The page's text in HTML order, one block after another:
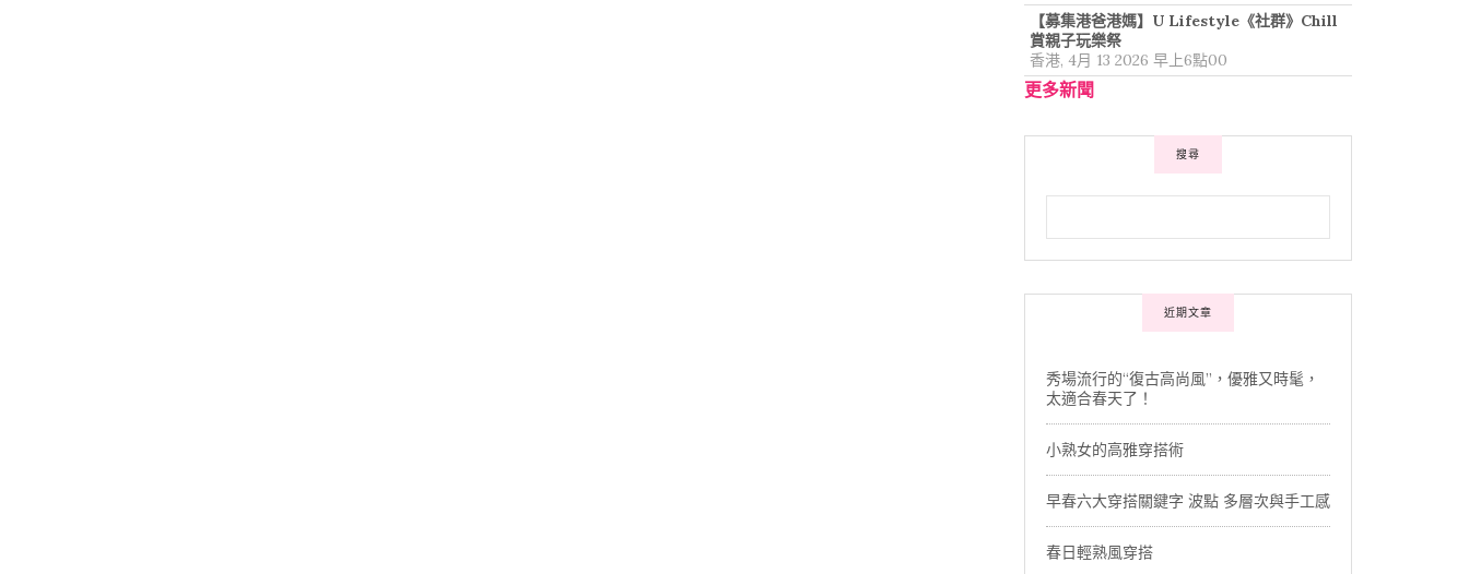
【募集港爸港媽】U Lifestyle《社群》Chill
賞親子玩樂祭
香港, 4月 13 2026 早上6點00
更多新聞
搜尋
近期文章
秀場流行的“復古高尚風”，優雅又時髦，
太適合春天了！
小熟女的高雅穿搭術
早春六大穿搭關鍵字 波點 多層次與手工感
春日輕熟風穿搭